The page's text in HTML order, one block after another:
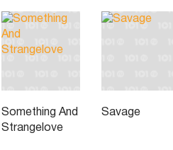
Something And
Strangelove
Savage